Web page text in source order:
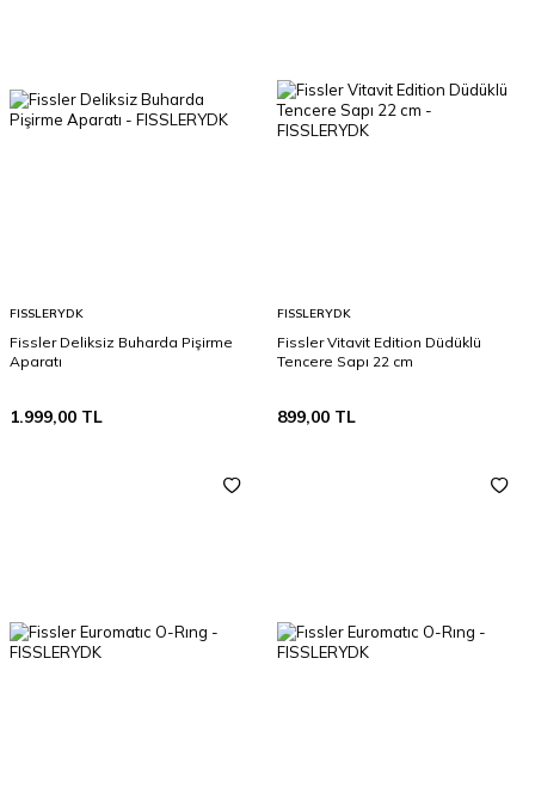
FISSLERYDK
Fissler Deliksiz Buharda Pişirme
Aparatı
1.999,00 TL
FISSLERYDK
Fissler Vitavit Edition Düdüklü
Tencere Sapı 22 cm
899,00 TL